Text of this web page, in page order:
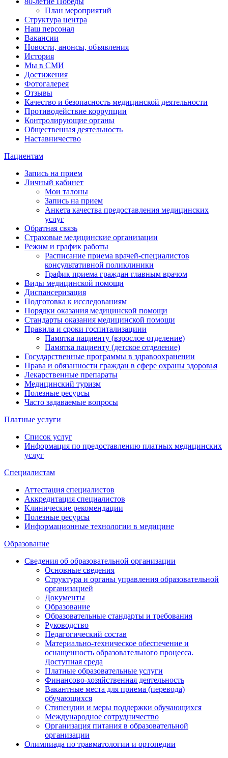
План мероприятий
Структура центра
Наш персонал
Вакансии
Новости, анонсы, объявления
История
Мы в СМИ
Достижения
Фотогалерея
Отзывы
Качество и безопасность медицинской деятельности
Противодействие коррупции
Контролирующие органы
Общественная деятельность
Наставничество
Пациентам
Запись на прием
Личный кабинет
Мои талоны
Запись на прием
Анкета качества предоставления медицинских
услуг
Обратная связь
Страховые медицинские организации
Режим и график работы
Расписание приема врачей-специалистов
консультативной поликлиники
График приема граждан главным врачом
Виды медицинской помощи
Диспансеризация
Подготовка к исследованиям
Порядки оказания медицинской помощи
Стандарты оказания медицинской помощи
Правила и сроки госпитализациии
Памятка пациенту (взрослое отделение)
Памятка пациенту (детское отделение)
Государственные программы в здравоохранении
Права и обязанности граждан в сфере охраны здоровья
Лекарственные препараты
Медицинский туризм
Полезные ресурсы
Часто задаваемые вопросы
Платные услуги
Список услуг
Информация по предоставлению платных медицинских
услуг
Специалистам
Аттестация специалистов
Аккредитация специалистов
Клинические рекомендации
Полезные ресурсы
Информационные технологии в медицине
Образование
Сведения об образовательной организации
Основные сведения
Структура и органы управления образовательной
организацией
Документы
Образование
Образовательные стандарты и требования
Руководство
Педагогический состав
Материально-техническое обеспечение и
оснащенность образовательного процесса.
Доступная среда
Платные образовательные услуги
Финансово-хозяйственная деятельность
Вакантные места для приема (перевода)
обучающихся
Стипендии и меры поддержки обучающихся
Международное сотрудничество
Организация питания в образовательной
организации
Олимпиада по травматологии и ортопедии